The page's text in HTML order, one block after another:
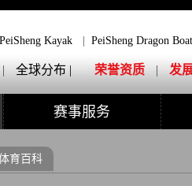
PeiSheng Kayak PeiSheng Dragon Boat
| 全球分布 | 荣誉资质 | 发
赛事服务
育百科